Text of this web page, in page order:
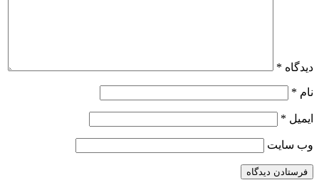
دیدگاه *
نام *
ایمیل *
وب‌ سایت